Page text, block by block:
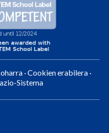
·Cookien erabilera ·
Sistema